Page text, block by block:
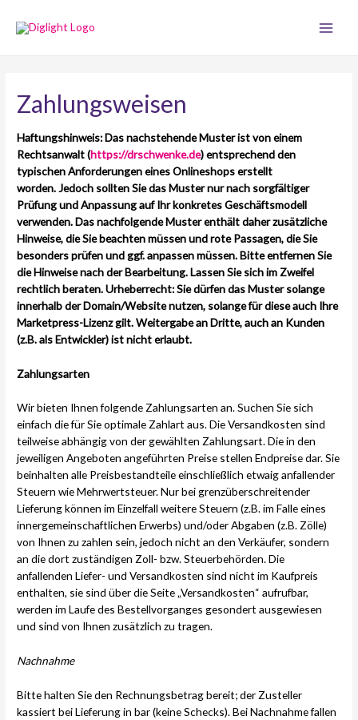
Inhalt
Zahlungsweisen
Haftungshinweis: Das nachstehende Muster ist von einem
Rechtsanwalt (https://drschwenke.de) entsprechend den
typischen Anforderungen eines Onlineshops erstellt
worden. Jedoch sollten Sie das Muster nur nach sorgfältiger
Prüfung und Anpassung auf Ihr konkretes Geschäftsmodell
verwenden. Das nachfolgende Muster enthält daher zusätzliche
Hinweise, die Sie beachten müssen und rote Passagen, die Sie
besonders prüfen und ggf. anpassen müssen. Bitte entfernen Sie
die Hinweise nach der Bearbeitung. Lassen Sie sich im Zweifel
rechtlich beraten. Urheberrecht: Sie dürfen das Muster solange
innerhalb der Domain/Website nutzen, solange für diese auch Ihre
Marketpress-Lizenz gilt. Weitergabe an Dritte, auch an Kunden
(z.B. als Entwickler) ist nicht erlaubt.
Zahlungsarten
Wir bieten Ihnen folgende Zahlungsarten an. Suchen Sie sich
einfach die für Sie optimale Zahlart aus. Die Versandkosten sind
teilweise abhängig von der gewählten Zahlungsart. Die in den
jeweiligen Angeboten angeführten Preise stellen Endpreise dar. Sie
beinhalten alle Preisbestandteile einschließlich etwaig anfallender
Steuern wie Mehrwertsteuer. Nur bei grenzüberschreitender
Lieferung können im Einzelfall weitere Steuern (z.B. im Falle eines
innergemeinschaftlichen Erwerbs) und/oder Abgaben (z.B. Zölle)
von Ihnen zu zahlen sein, jedoch nicht an den Verkäufer, sondern
an die dort zuständigen Zoll- bzw. Steuerbehörden. Die
anfallenden Liefer- und Versandkosten sind nicht im Kaufpreis
enthalten, sie sind über die Seite „Versandkosten“ aufrufbar,
werden im Laufe des Bestellvorganges gesondert ausgewiesen
und sind von Ihnen zusätzlich zu tragen.
Nachnahme
Bitte halten Sie den Rechnungsbetrag bereit; der Zusteller
kassiert bei Lieferung in bar (keine Schecks). Bei Nachnahme fallen